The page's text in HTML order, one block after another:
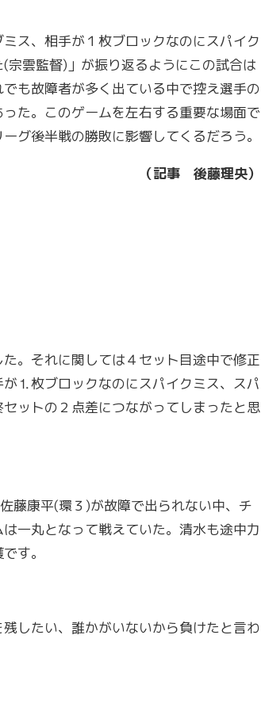
ス、相手が１枚ブロックなのにスパイク
雲監督)」が振り返るようにこの試合は
も故障者が多く出ている中で控え選手の
た。このゲームを左右する重要な場面で
グ後半戦の勝敗に影響してくるだろう。
（記事 後藤理央）
。それに関しては４セット目途中で修正
⒈枚ブロックなのにスパイクミス、スパ
ットの２点差につながってしまったと思
藤康平(環３)が故障で出られない中、チ
一丸となって戦えていた。清水も途中力
す。
したい、誰かがいないから負けたと言わ